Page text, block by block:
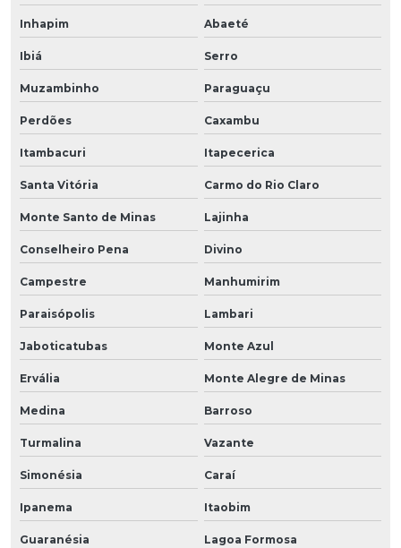
Inhapim Abaeté
Ibiá Serro
Muzambinho Paraguaçu
Perdões Caxambu
Itambacuri Itapecerica
Santa Vitória Carmo do Rio Claro
Monte Santo de Minas Lajinha
Conselheiro Pena Divino
Campestre Manhumirim
Paraisópolis Lambari
Jaboticatubas Monte Azul
Ervália Monte Alegre de Minas
Medina Barroso
Turmalina Vazante
Simonésia Caraí
Ipanema Itaobim
Guaranésia Lagoa Formosa